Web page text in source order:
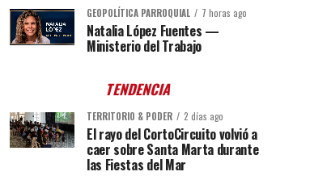
GEOPOLÍTICA PARROQUIAL 7 horas ago
Natalia López Fuentes —
Ministerio del Trabajo
TENDENCIA
TERRITORIO & PODER 2 días ago
El rayo del CortoCircuito volvió a
caer sobre Santa Marta durante
las Fiestas del Mar